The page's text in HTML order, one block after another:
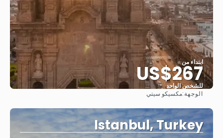
ابتداء من
US$267
للشخص الواحد
الوجهة:مكسيكو سيتي
Istanbul, Turkey